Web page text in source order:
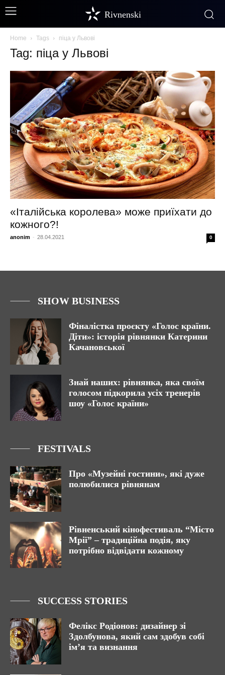
Rivnenski
Home Tags піца у Львові
Tag: піца у Львові
«Італійська королева» може приїхати до
кожного?!
anonim - 28.04.2021 0
SHOW BUSINESS
Фіналістка проєкту «Голос країни.
Діти»: історія рівнянки Катерини
Качановської
Знай наших: рівнянка, яка своїм
голосом підкорила усіх тренерів
шоу «Голос країни»
FESTIVALS
Про «Музейні гостини», які дуже
полюбилися рівнянам
Рівненський кінофестиваль “Місто
Мрії” – традиційна подія, яку
потрібно відвідати кожному
SUCCESS STORIES
Фелікс Родіонов: дизайнер зі
Здолбунова, який сам здобув собі
ім’я та визнання